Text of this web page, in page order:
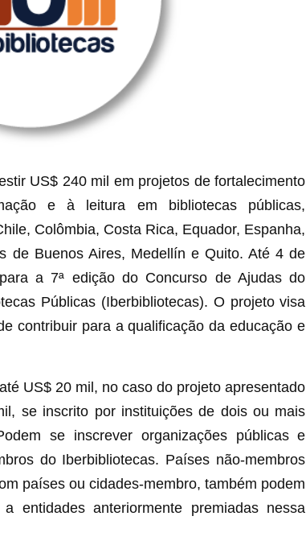
US$ 240 mil em projetos de fortalecimento
e à leitura em bibliotecas públicas,
Colômbia, Costa Rica, Equador, Espanha,
de Buenos Aires, Medellín e Quito. Até 4 de
a 7ª edição do Concurso de Ajudas do
Públicas (Iberbibliotecas). O projeto visa
contribuir para a qualificação da educação e
US$ 20 mil, no caso do projeto apresentado
se inscrito por instituições de dois ou mais
se inscrever organizações públicas e
do Iberbibliotecas. Países não-membros
países ou cidades-membro, também podem
entidades anteriormente premiadas nessa